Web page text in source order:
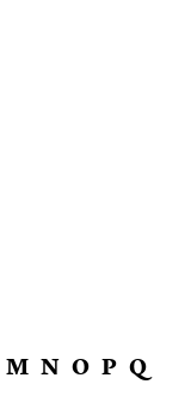
M N O P Q